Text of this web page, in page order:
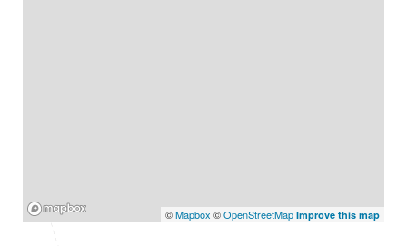
©Mapbox ©OpenStreetMap Improve this map